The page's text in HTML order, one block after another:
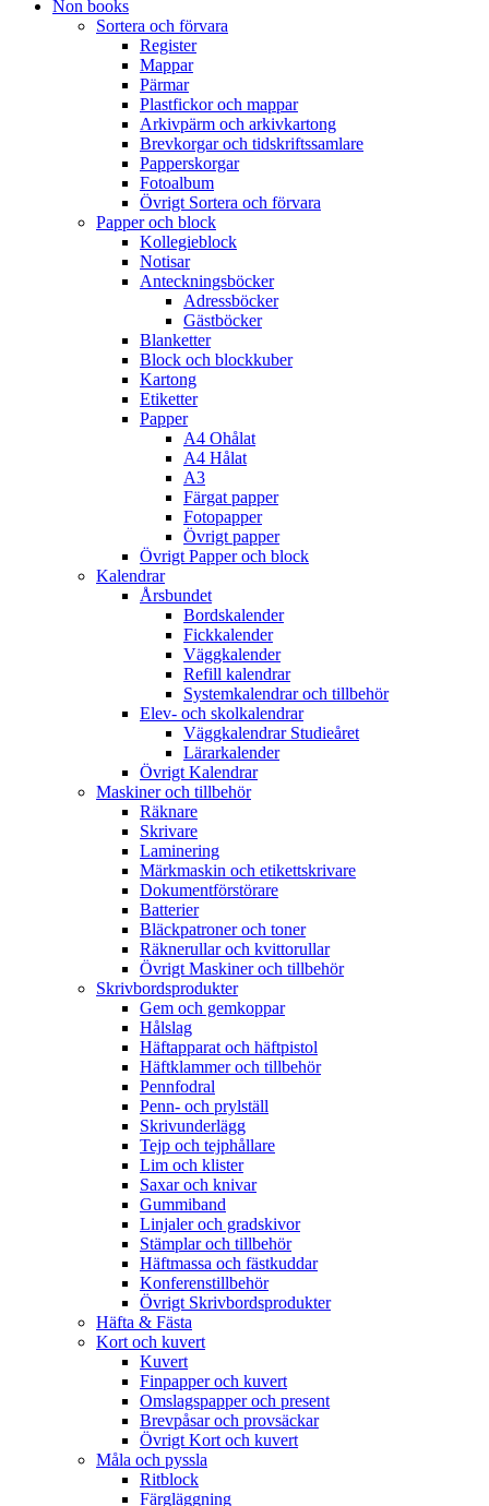
Non books
Sortera och förvara
Register
Mappar
Pärmar
Plastfickor och mappar
Arkivpärm och arkivkartong
Brevkorgar och tidskriftssamlare
Papperskorgar
Fotoalbum
Övrigt Sortera och förvara
Papper och block
Kollegieblock
Notisar
Anteckningsböcker
Adressböcker
Gästböcker
Blanketter
Block och blockkuber
Kartong
Etiketter
Papper
A4 Ohålat
A4 Hålat
A3
Färgat papper
Fotopapper
Övrigt papper
Övrigt Papper och block
Kalendrar
Årsbundet
Bordskalender
Fickkalender
Väggkalender
Refill kalendrar
Systemkalendrar och tillbehör
Elev- och skolkalendrar
Väggkalendrar Studieåret
Lärarkalender
Övrigt Kalendrar
Maskiner och tillbehör
Räknare
Skrivare
Laminering
Märkmaskin och etikettskrivare
Dokumentförstörare
Batterier
Bläckpatroner och toner
Räknerullar och kvittorullar
Övrigt Maskiner och tillbehör
Skrivbordsprodukter
Gem och gemkoppar
Hålslag
Häftapparat och häftpistol
Häftklammer och tillbehör
Pennfodral
Penn- och prylställ
Skrivunderlägg
Tejp och tejphållare
Lim och klister
Saxar och knivar
Gummiband
Linjaler och gradskivor
Stämplar och tillbehör
Häftmassa och fästkuddar
Konferenstillbehör
Övrigt Skrivbordsprodukter
Häfta & Fästa
Kort och kuvert
Kuvert
Finpapper och kuvert
Omslagspapper och present
Brevpåsar och provsäckar
Övrigt Kort och kuvert
Måla och pyssla
Ritblock
Färgläggning